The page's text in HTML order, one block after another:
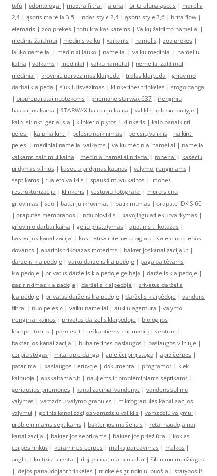
tofu | odontologai | maxtra filtrai | aluna | brita aluna ąsotis | marella
2,4 | ąsotis marella 3,5 | indas style 2,4 | ąsotis style 3,6 | brita flow |
elemaris | zoo prekes | tofu kraikas katėms | Vaikų žaidimo nameliai |
medinis žaidimui | medinis vaiku | vaikams | namelis | zoo prekes |
lauko nameliai | mediniai lauko | nameliai | vaiku mediniai | nameliu
kaina | vaikams | mediniai | vaiku nameliai | nemeliai zaidimui |
mediniai | kroviniu pervezimas klaipeda | tralas klaipeda | griovimo
darbai klaipeda | siukliu isvezimas | klinkerines trinkeles | stogo danga
| biopreparatai nuotekoms | priemone starwax 637 | irenginiu
bakterijos kaina | STARWAX bakteriju kaina | valiklis pelesiui buityje |
kaip isirinkti geriausia | klinkerio plytos | klinkeris | kaip panaikinti
pelesi | kaip naikinti | pelesio naikinimas | pelesių valiklis | naikinti
pelesi | mediniai nameliai vaikams | vaiku mediniai nameliai | nameliai
vaikams zaidimui kaina | mediniai nameliai priedai | toneriai | kaseciu
pildymas vilnius | kaseciu pildymas kaunas | valymo įrenginiams |
septikams | tualeto valiklis | spausdintuvu kainos | imones
restrukturizacija | klinkeris | vestuviu fotografai | muro sienu
griovimas | seo | bateriju ikrovimas | patikimumas | orapute JDK S 60
| oraputes membranos | indu ploviklis | pavojingu atlieku tvarkymas |
griovimo darbai kaina | geliu pristatymas | apatinis trikotazas |
bakterijos kanalizacijai | kosmetika internetu pigiau | valentino dienos
dovanos | apatinis trikotazas moterims | bakterijoskanalizacijai.lt |
darzelis klaipedoje | vaiku darzelis klaipedoje | pagalba tėvams
klaipėdoje | privatus darželis klaipėdoje gelbėja | darželis klaipėdoje |
pasirinkimas klaipėdoje | darželis klaipėdoje | privatus darželis
klaipėdoje | privatus darželis klaipėdoje | darželis klaipėdoje | vandens
filtrai | nuo pelesio | vaiku nameliai | aukliu agentura | valymo
irenginiai kainos | privatus darzelis klaipedoje | biologijos
korepetitorius | paroles.lt | ieškantiems priemonių | septikui |
bakterijos kanalizacijai | buhalterines paslaugos | paslaugos vilniuje |
cerpiu stogas | mitai apie dangą | apie čerpinį stogą | apie čerpes |
patarimai | paslaugos Lietuvoje | dokumentai | programos | kiek
kainuoja | apskaitaman.lt | naujiems ir probleminiams septikams |
geriausios priemones | kanalizaciniai vandenys | vandens suliniu
valymas | vamzdziu valymo granules | mikrogranules kanalizacijos
valymui | gelinis kanalizacijos vamzdziu valiklis | vamzdziu valymui |
probleminiams septikams | bakterijos maišeliais | retai naudojamai
kanalizacijai | bakterijos septikams | bakterijos priežiūrai | kokias
cerpes rinktis | keramines cerpes | malkų pardavimas | malkos |
anglis | ko tikisi klientai | dujų silikatiniai blokeliai | šiltinimo medžiagos
| idėjos panaudojant trinkeles | trinkelės grindiniui puošia | statybos iš